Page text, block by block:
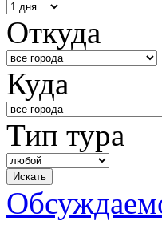
Откуда
Куда
Тип тура